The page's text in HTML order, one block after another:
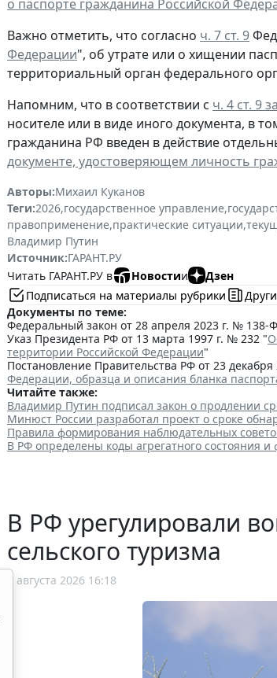
о паспорте гражданина Российской
Важно отметить, что согласно ч. 7 ст. 9
Федерации", об утрате или о хищении
территориальный орган федерального
Напомним, что в соответствии с ч. 4 ст. 9
носителе или в виде иного документа, в
гражданина РФ введен в действие
документе, удостоверяющем личность
Авторы:Михаил Куканов
Теги:2026,государственное управление,
правоприменение,практические ситуации,
Владимир Путин
Источник:ГАРАНТ.РУ
Читать ГАРАНТ.РУ в
Новостии
Дзен
Подписаться на материалы рубрики
Документы по теме:
Федеральный закон от 28 апреля 2023 г. № 138-
Указ Президента РФ от 13 марта 1997 г. № 232 "
территории Российской Федерации"
Постановление Правительства РФ от 23
Федерации, образца и описания бланка
Читайте также:
Владимир Путин подписал закон о продлении
Минюст России разработал проект о сроке
Правила формирования наблюдательных
В РФ определены коды агрегатного состояния
В РФ урегулировали
сельского туризма
7 августа 2026 16:18